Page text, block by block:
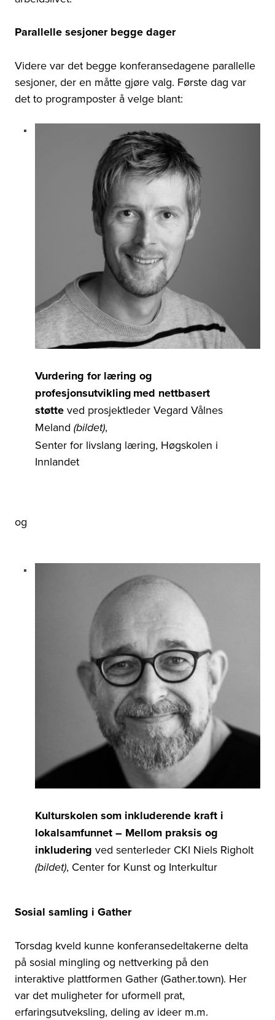
Parallelle sesjoner begge dager
Videre var det begge konferansedagene parallelle
sesjoner, der en måtte gjøre valg. Første dag var
det to programposter å velge blant:
Vurdering for læring og
profesjonsutvikling med nettbasert
støtte ved prosjektleder Vegard Vålnes
Meland (bildet),
Senter for livslang læring, Høgskolen i
Innlandet
og
Kulturskolen som inkluderende kraft i
lokalsamfunnet– Mellom praksis og
inkludering ved senterleder CKI Niels Righolt
(bildet), Center for Kunst og Interkultur
Sosial samling i Gather
Torsdag kveld kunne konferansedeltakerne delta
på sosial mingling og nettverking på den
interaktive plattformen Gather (Gather.town). Her
var det muligheter for uformell prat,
erfaringsutveksling, deling av ideer m.m.